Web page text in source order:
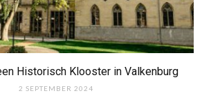
Historisch Klooster in Valkenburg
2 SEPTEMBER 2024